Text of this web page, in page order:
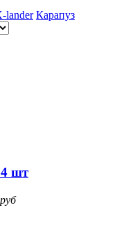
lander Карапуз
шт
руб